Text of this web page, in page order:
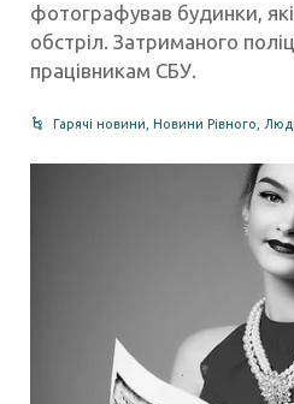
фотографував будинки,
обстріл. Затриманого
працівникам СБУ.
Гарячі новини Новини Рівного